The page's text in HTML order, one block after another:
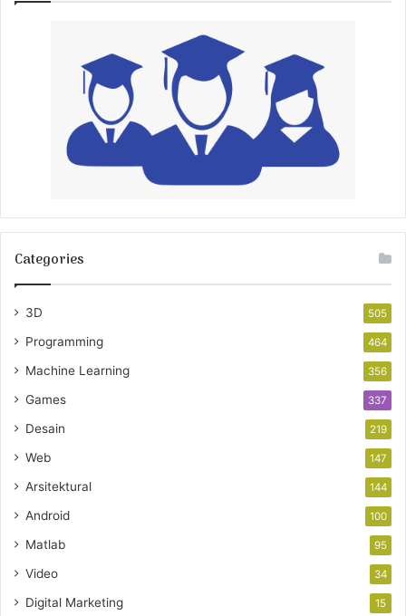
Categories
3D 505
Programming 464
Machine Learning 356
Games 337
Desain 219
Web 147
Arsitektural 144
Android 100
Matlab 95
Video 34
Digital Marketing 15